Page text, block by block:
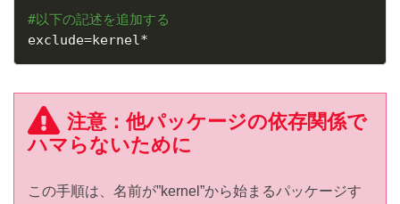
#以下の記述を追加する
exclude=kernel*
注意：他パッケージの依存関係で
ハマらないために
この手順は、名前が”kernel”から始まるパッケージす